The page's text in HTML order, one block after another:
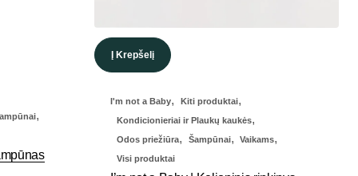
,
Į Krepšelį
I'm not a Baby, Kiti produktai,
Kondicionieriai ir Plaukų kaukės,
Odos priežiūra, Šampūnai, Vaikams,
Visi produktai